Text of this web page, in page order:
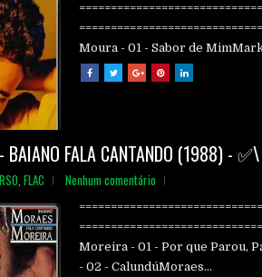
Moura - 01 - Sabor de
BAIANO FALA CANTANDO (1988) - ✅\
, FLAC Nenhum comentário
Moreira - 01 - Por que Parou,
- 02 - CalundúMoraes...